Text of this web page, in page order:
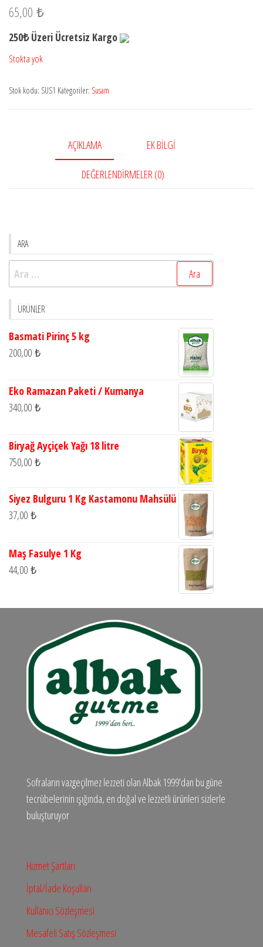
65,00 ₺
250₺ Üzeri Ücretsiz Kargo
Stokta yok
Stok kodu: SUS1 Kategoriler: Susam
AÇIKLAMA EK BILGI
DEĞERLENDIRMELER (0)
ARA
Arama:
ÜRÜNLER
Basmati Pirinç 5 kg
200,00 ₺
Eko Ramazan Paketi / Kumanya
340,00 ₺
Biryağ Ayçiçek Yağı 18 litre
750,00 ₺
Siyez Bulguru 1 Kg Kastamonu Mahsülü
37,00 ₺
Maş Fasulye 1 Kg
44,00 ₺
Sofraların vazgeçilmez lezzeti olan Albak 1999’dan bu güne
tecrübelerinin ışığında, en doğal ve lezzetli ürünleri sizlerle
buluşturuyor
Hizmet Şartları
İptal/İade Koşulları
Kullanıcı Sözleşmesi
Mesafeli Satış Sözleşmesi